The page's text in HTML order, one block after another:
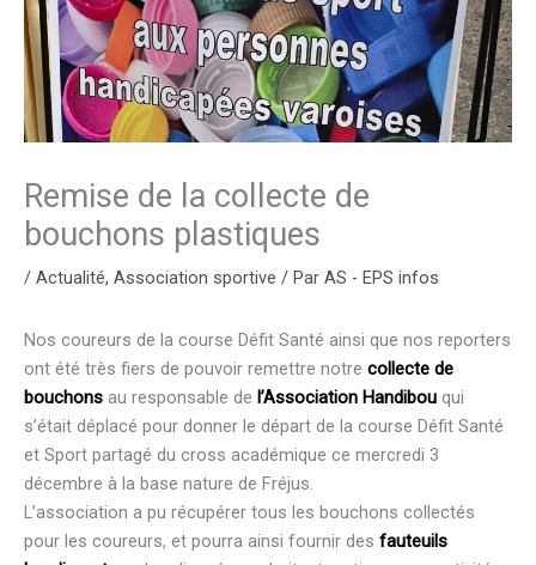
Remise de la collecte de
bouchons plastiques
/ Actualité, Association sportive / Par AS - EPS infos
Nos coureurs de la course Défit Santé ainsi que nos reporters
ont été très fiers de pouvoir remettre notre collecte de
bouchons au responsable de l’Association Handibou qui
s’était déplacé pour donner le départ de la course Défit Santé
et Sport partagé du cross académique ce mercredi 3
décembre à la base nature de Fréjus.
L’association a pu récupérer tous les bouchons collectés
pour les coureurs, et pourra ainsi fournir des fauteuils